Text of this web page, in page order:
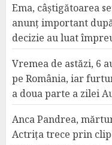
Ema, câștigătoarea
anunț important
decizie au luat
Vremea de astăzi, 6
pe România, iar
a doua parte a zilei
Anca Pandrea,
Actrița trece prin